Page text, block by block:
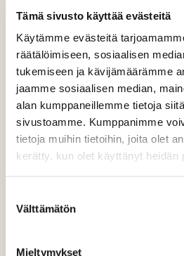
Tämä sivusto käyttää evästeitä
Käytämme evästeitä
räätälöimiseen, sosiaalisen
tukemiseen ja kävijämäärämme
jaamme sosiaalisen median,
alan kumppaneillemme tietoja
sivustoamme. Kumppanimme
tietoja muihin tietoihin, joita olet
kerätty, kun olet käyttänyt heidän
valinta
Välttämätön
Mieltymykset
Tuotesivulle >